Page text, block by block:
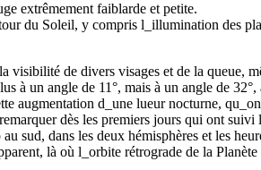
extrêmement faiblarde et petite.
du Soleil, y compris l_illumination des
de divers visages et de la queue,
à un angle de 11°, mais à un angle de
augmentation d_une lueur nocturne,
dès les premiers jours qui ont
sud, dans les deux hémisphères et les
là où l_orbite rétrograde de la